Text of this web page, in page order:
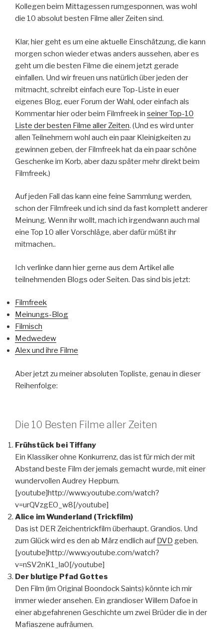
Kollegen beim Mittagessen rumgesponnen, was wohl
die 10 absolut besten Filme aller Zeiten sind.
Klar, hier geht es um eine aktuelle Einschätzung, die kann
morgen schon wieder etwas anders aussehen, aber es
geht um die besten Filme die einem jetzt gerade
einfallen. Und wir freuen uns natürlich über jeden der
mitmacht, schreibt einfach eure Top-Liste in euer
eigenes Blog, euer Forum der Wahl, oder einfach als
Kommentar hier oder beim Filmfreek in seiner Top-10
Liste der besten Filme aller Zeiten. (Und es wird unter
allen Teilnehmern wohl auch ein paar Kleinigkeiten zu
gewinnen geben, der Filmfreek hat da ein paar schöne
Geschenke im Korb, aber dazu später mehr direkt beim
Filmfreek.)
Auf jeden Fall das kann eine feine Sammlung werden,
schon der Filmfreek und ich sind da fast komplett anderer
Meinung. Wenn ihr wollt, mach ich irgendwann auch mal
eine Top 10 aller Vorschläge, aber dafür müßt ihr
mitmachen..
Ich verlinke dann hier gerne aus dem Artikel alle
teilnehmenden Blogs oder Seiten. Das sind bis jetzt:
Filmfreek
Meinungs-Blog
Filmisch
Medwedew
Alex und ihre Filme
Aber jetzt zu meiner absoluten Topliste, genau in dieser
Reihenfolge:
Die 10 Besten Filme aller Zeiten
Frühstück bei Tiffany
Ein Klassiker ohne Konkurrenz, das ist für mich der mit
Abstand beste Film der jemals gemacht wurde, mit einer
wundervollen Audrey Hepburn.
[youtube]http://www.youtube.com/watch?
v=urQVzgEO_w8[/youtube]
Alice im Wunderland (Trickfilm)
Das ist DER Zeichentrickfilm überhaupt. Grandios. Und
zum Glück wird es den ab März endlich auf DVD geben.
[youtube]http://www.youtube.com/watch?
v=nSV2nK1_la0[/youtube]
Der blutige Pfad Gottes
Den Film (im Original Boondock Saints) könnte ich mir
immer wieder ansehen. Ein grandioser Willem Dafoe in
einer abgefahrenen Geschichte um zwei Brüder die in der
Mafiaszene aufräumen.